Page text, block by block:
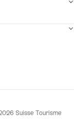
Suisse Tourisme